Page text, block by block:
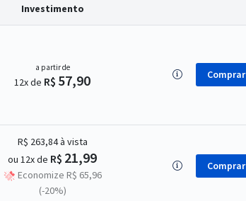
Investimento
a partir de
12x de R$ 57,90 Comprar
R$ 263,84à vista
ou 12x de R$ 21,99
Economize R$ 65,96
(-20%)
Comprar